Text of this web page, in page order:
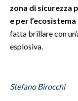
PUBBLICITÀ
SPIAGGE
STORE
zona di sicurezza
e per
fatta brillare con
esplosiva.
Stefano Birocchi